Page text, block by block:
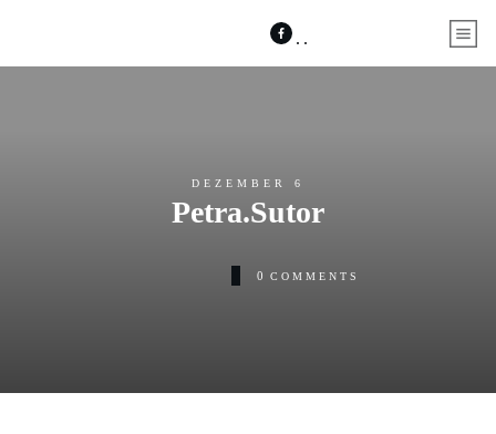
DEZEMBER 6
Petra.Sutor
0 COMMENTS